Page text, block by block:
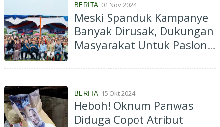
BERITA 01 Nov 2024
Meski Spanduk Kampanye
Banyak Dirusak, Dukungan
Masyarakat Untuk Paslon
Memuncak
BERITA 15 Okt 2024
Heboh! Oknum Panwas
Diduga Copot Atribut